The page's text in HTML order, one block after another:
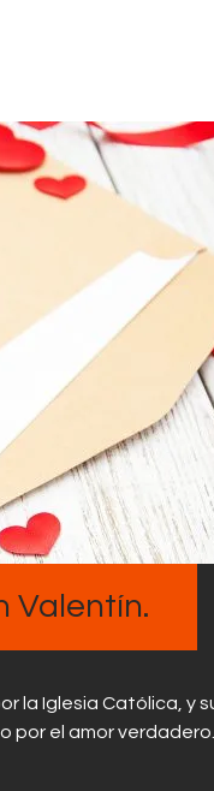
En
Valentín.
la Iglesia Católica, y
por el amor